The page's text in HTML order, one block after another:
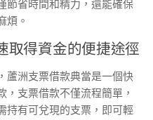
節省時間和精力，還能確保
煩。
取得資金的便捷途徑
蘆洲支票借款典當是一個快
支票借款不僅流程簡單，
持有可兌現的支票，即可輕